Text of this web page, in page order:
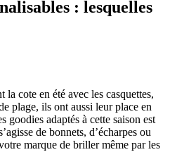
: lesquelles
cote en été avec les casquettes,
plage, ils ont aussi leur place en
goodies adaptés à cette saison est
de bonnets, d’écharpes ou
marque de briller même par les